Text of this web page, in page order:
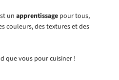
un apprentissage pour tous,
couleurs, des textures et des
que vous pour cuisiner !